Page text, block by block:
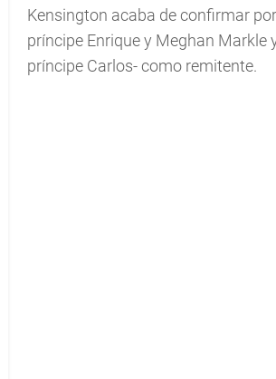
Kensington acaba de confirmar
príncipe Enrique y Meghan Markle
príncipe Carlos- como remitente.